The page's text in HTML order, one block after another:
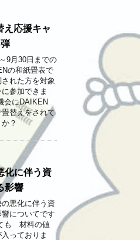
え応援キャ
9月30日までの
の和紙畳表で
れた方を対象
参加できま
会にDAIKEN
替えをされて
？
化に伴う資
影響
悪化に伴う資
についてです
も 材料の値
入っておりま